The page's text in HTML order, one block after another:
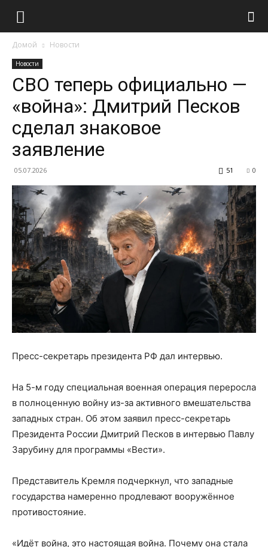
Домой Новости
Новости
СВО теперь официально —
«война»: Дмитрий Песков
сделал знаковое
заявление
05.07.2026 0
51
Пресс-секретарь президента РФ дал интервью.
На 5-м году специальная военная операция переросла
в полноценную войну из-за активного вмешательства
западных стран. Об этом заявил пресс-секретарь
Президента России Дмитрий Песков в интервью Павлу
Зарубину для программы «Вести».
Представитель Кремля подчеркнул, что западные
государства намеренно продлевают вооружённое
противостояние.
«Идёт война, это настоящая война. Почему она стала